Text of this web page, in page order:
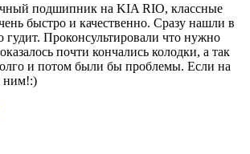
подшипник на KIA RIO, классные
быстро и качественно. Сразу нашли в
гудит. Проконсультировали что нужно
почти кончались колодки, а так
и потом были бы проблемы. Если на
ним!:)